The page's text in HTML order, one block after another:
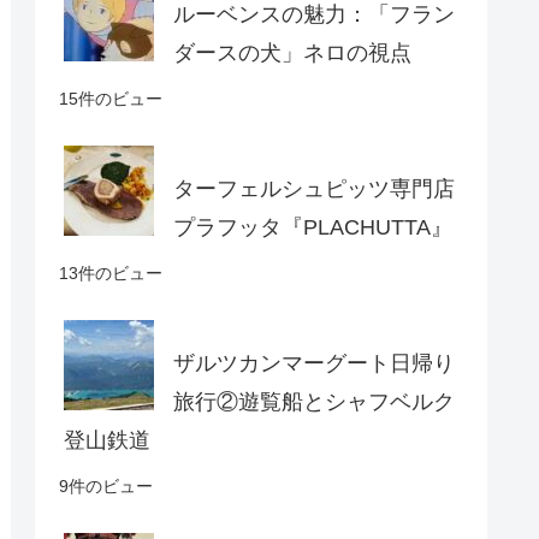
ルーベンスの魅力：「フラン
ダースの犬」ネロの視点
15件のビュー
ターフェルシュピッツ専門店
プラフッタ『PLACHUTTA』
13件のビュー
ザルツカンマーグート日帰り
旅行②遊覧船とシャフベルク
登山鉄道
9件のビュー